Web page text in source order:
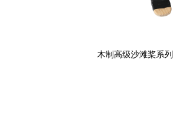
木制高级沙滩桨系列